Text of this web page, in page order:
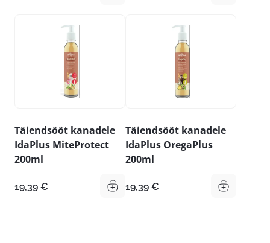
Täiendsööt kanadele
IdaPlus MiteProtect
200ml
19,39 €
Täiendsööt kanadele
IdaPlus OregaPlus
200ml
19,39 €